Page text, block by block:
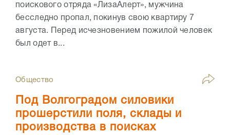
поискового отряда «ЛизаАлерт», мужчина
бесследно пропал, покинув свою квартиру 7
августа. Перед исчезновением пожилой человек
был одет в...
Общество
Под Волгоградом силовики
прошерстили поля, склады и
производства в поисках